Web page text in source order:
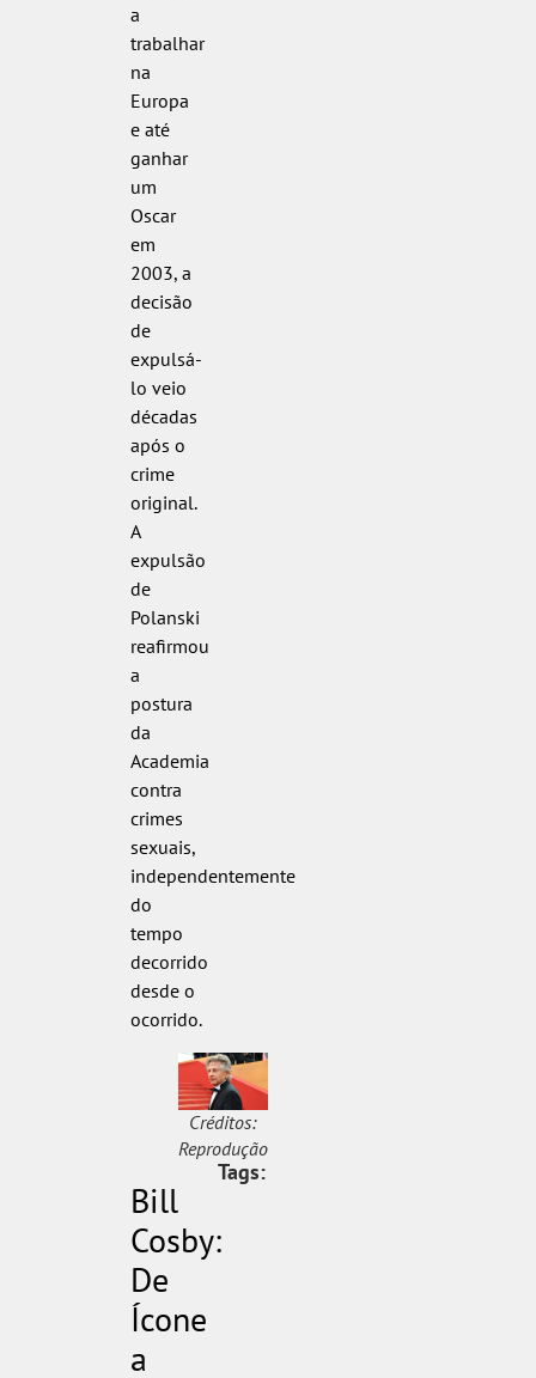
a
trabalhar
na
Europa
e até
ganhar
um
Oscar
em
2003, a
decisão
de
expulsá-
lo veio
décadas
após o
crime
original.
A
expulsão
de
Polanski
reafirmou
a
postura
da
Academia
contra
crimes
sexuais,
independentemente
do
tempo
decorrido
desde o
ocorrido.
Créditos:
Reprodução
Bill
Cosby:
De
Ícone
a
Tags: